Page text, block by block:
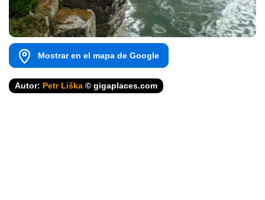
Mostrar en el mapa de Google
Autor: Petr Liška © gigaplaces.com